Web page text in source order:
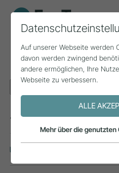
444 Treffer:
Auf unserer Webseite werden
davon werden zwingend
andere ermöglichen, Ihre
Webseite zu verbessern.
ALLE
Mehr über die genutzten